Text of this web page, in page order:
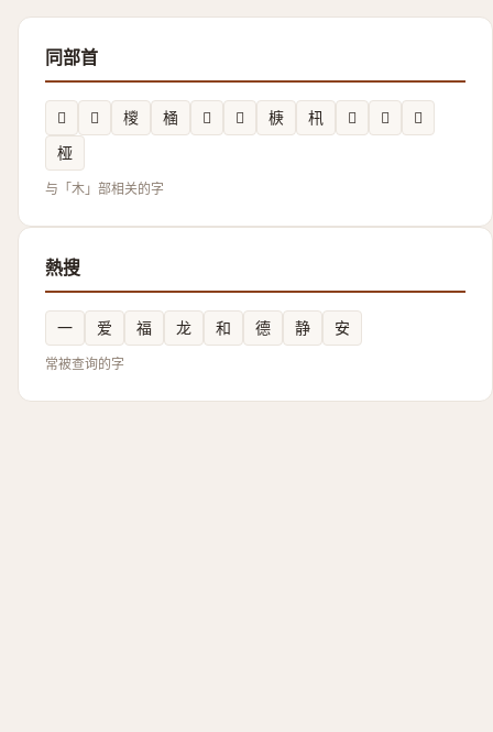
同部首
𣔢 𣝋 㯶 㮭 𪲏 𣐖 椩 㭄 𣓼 𣠝
𭩬
桠
与「木」部相关的字
熱搜
一 爱 福 龙 和 德 静 安
常被查询的字